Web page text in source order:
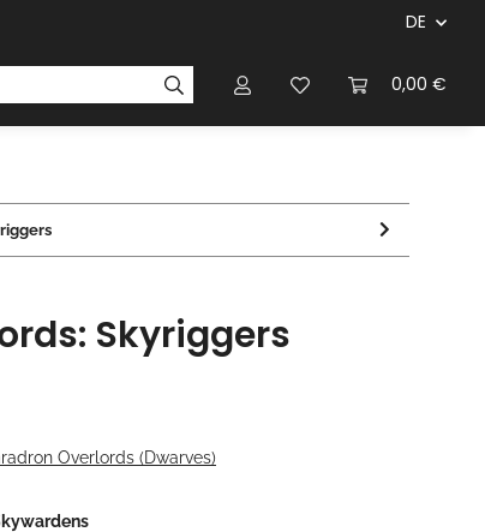
DE
0,00 €
Regelbücher Magazinen &
Skyriggers
Overlords (Dwarves)